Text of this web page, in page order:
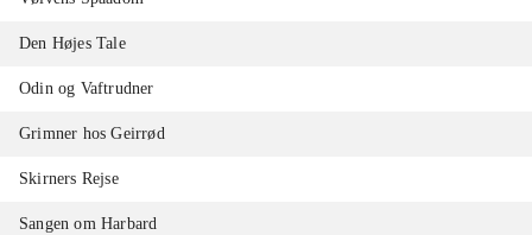
Den Højes Tale
Odin og Vaftrudner
Grimner hos Geirrød
Skirners Rejse
Sangen om Harbard